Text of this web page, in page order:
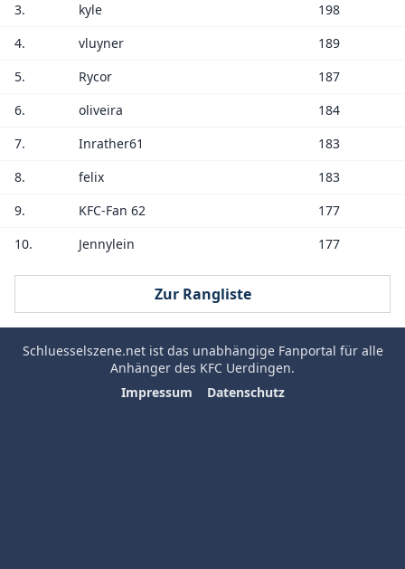
3.
kyle
198
4.
vluyner
189
5.
Rycor
187
6.
oliveira
184
7.
Inrather61
183
8.
felix
183
9.
KFC-Fan 62
177
10.
Jennylein 177
Zur Rangliste
Schluesselszene.netist das unabhängige Fanportal für alle
Anhänger des KFC Uerdingen.
Impressum
Datenschutz